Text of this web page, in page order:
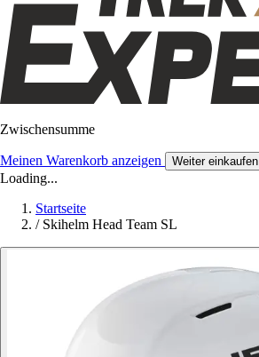
Zwischensumme
Meinen Warenkorb anzeigen Weiter einkaufen
Loading...
Startseite
/ Skihelm Head Team SL